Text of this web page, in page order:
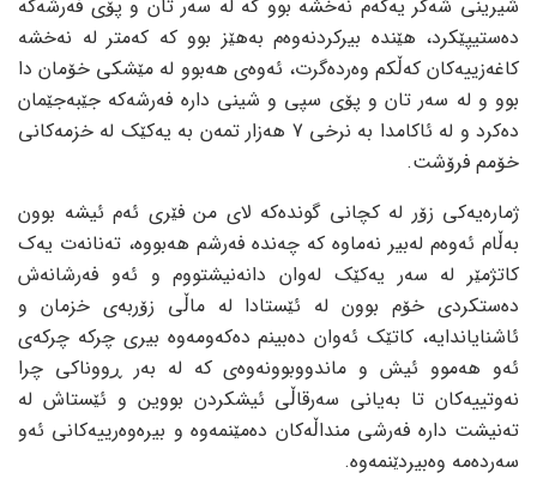
شیرینی شەکر یەکەم نەخشە بوو کە لە سەر تان و پۆی فەرشەکە
دەستیپێکرد، هێندە بیرکردنەوەم بەهێز بوو کە کەمتر لە نەخشە
کاغەزییەکان کەڵکم وەردەگرت، ئەوەی هەبوو لە مێشکی خۆمان دا
بوو و لە سەر تان و پۆی سپی و شینی دارە فەرشەکە جێبەجێمان
دەکرد و لە ئاکامدا بە نرخی 7 هەزار تمەن بە یەکێک لە خزمەکانی
خۆمم فرۆشت.
ژمارەیەکی زۆر لە کچانی گوندەکە لای من فێری ئەم ئیشە بوون
بەڵام ئەوەم لەبیر نەماوە کە چەندە فەرشم هەبووە، تەنانەت یەک
کاتژمێر لە سەر یەکێک لەوان دانەنیشتووم و ئەو فەرشانەش
دەستکردی خۆم بوون لە ئێستادا لە ماڵی زۆربەی خزمان و
ئاشنایاندایە، کاتێک ئەوان دەبینم دەکەومەوە بیری چرکە چرکەی
ئەو هەموو ئیش و ماندووبوونەوەی کە لە بەر ڕووناکی چرا
نەوتییەکان تا بەیانی سەرقاڵی ئیشکردن بووین و ئێستاش لە
تەنیشت دارە فەرشی منداڵەکان دەمێنمەوە و بیرەوەرییەکانی ئەو
سەردەمە وەبیردێنمەوە.